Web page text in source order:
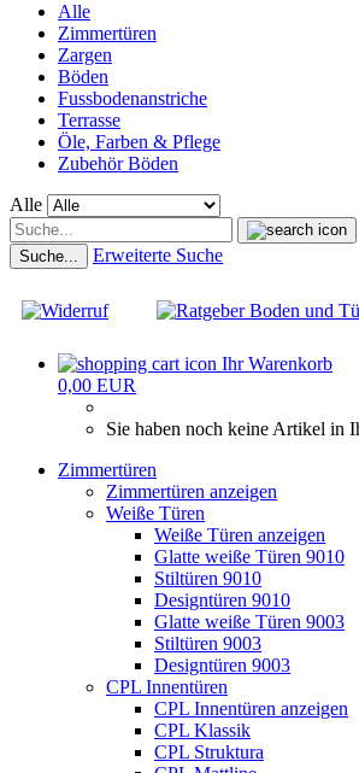
Alle
Zimmertüren
Zargen
Böden
Fussbodenanstriche
Terrasse
Öle, Farben & Pflege
Zubehör Böden
Alle
Suche... Erweiterte Suche
Ihr Warenkorb
0,00 EUR
Sie haben noch keine Artikel in
Zimmertüren
Zimmertüren anzeigen
Weiße Türen
Weiße Türen anzeigen
Glatte weiße Türen 9010
Stiltüren 9010
Designtüren 9010
Glatte weiße Türen 9003
Stiltüren 9003
Designtüren 9003
CPL Innentüren
CPL Innentüren anzeigen
CPL Klassik
CPL Struktura